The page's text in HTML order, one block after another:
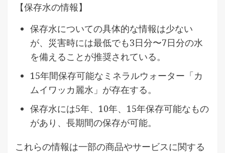
【保存水の情報】
保存水についての具体的な情報は少ない
が、災害時には最低でも3日分〜7日分の水
を備えることが推奨されている。
15年間保存可能なミネラルウォーター「カ
ムイワッカ麗水」が存在する。
保存水には5年、10年、15年保存可能なもの
があり、長期間の保存が可能。
これらの情報は一部の商品やサービスに関する